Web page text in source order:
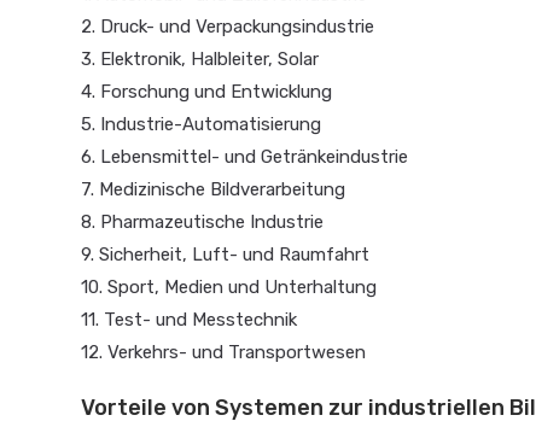
2. Druck- und Verpackungsindustrie
3. Elektronik, Halbleiter, Solar
4. Forschung und Entwicklung
5. Industrie-Automatisierung
6. Lebensmittel- und Getränkeindustrie
7. Medizinische Bildverarbeitung
8. Pharmazeutische Industrie
9. Sicherheit, Luft- und Raumfahrt
10. Sport, Medien und Unterhaltung
11. Test- und Messtechnik
12. Verkehrs- und Transportwesen
Vorteile von Systemen zur industriellen